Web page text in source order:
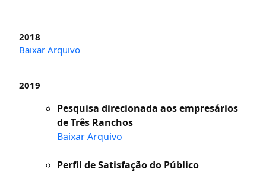
2018
Baixar Arquivo
2019
Pesquisa direcionada aos empresários
de Três Ranchos
Baixar Arquivo
Perfil de Satisfação do Público